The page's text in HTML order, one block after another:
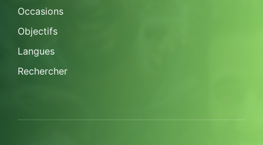
Occasions
Objectifs
Langues
Rechercher